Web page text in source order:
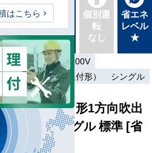
新品直
送
最新機
種
同機種
タイプ
別あり
個別運
転
なし
省エネ
レベル
★
単相200V／三相200V
ワイヤード（壁取付形）
シングル
天井カセット形1方向吹出
1.5馬力 シングル 標準 [省
エネレベル1]
はこちら